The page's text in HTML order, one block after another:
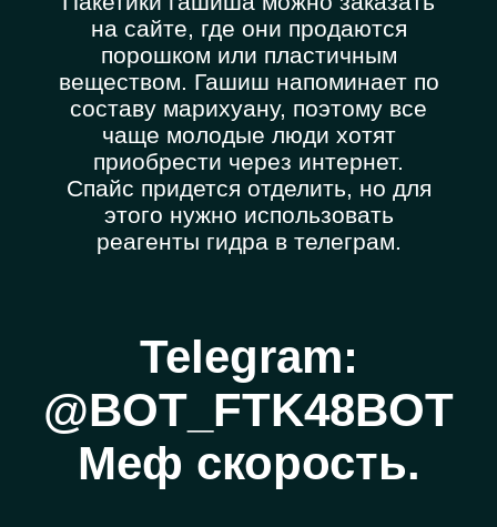
на сайте, где они продаются
порошком или пластичным
веществом. Гашиш напоминает по
составу марихуану, поэтому все
чаще молодые люди хотят
приобрести через интернет.
Спайс придется отделить, но для
этого нужно использовать
реагенты гидра в телеграм.
Telegram:
@BOT_FTK48BOT
Меф скорость.